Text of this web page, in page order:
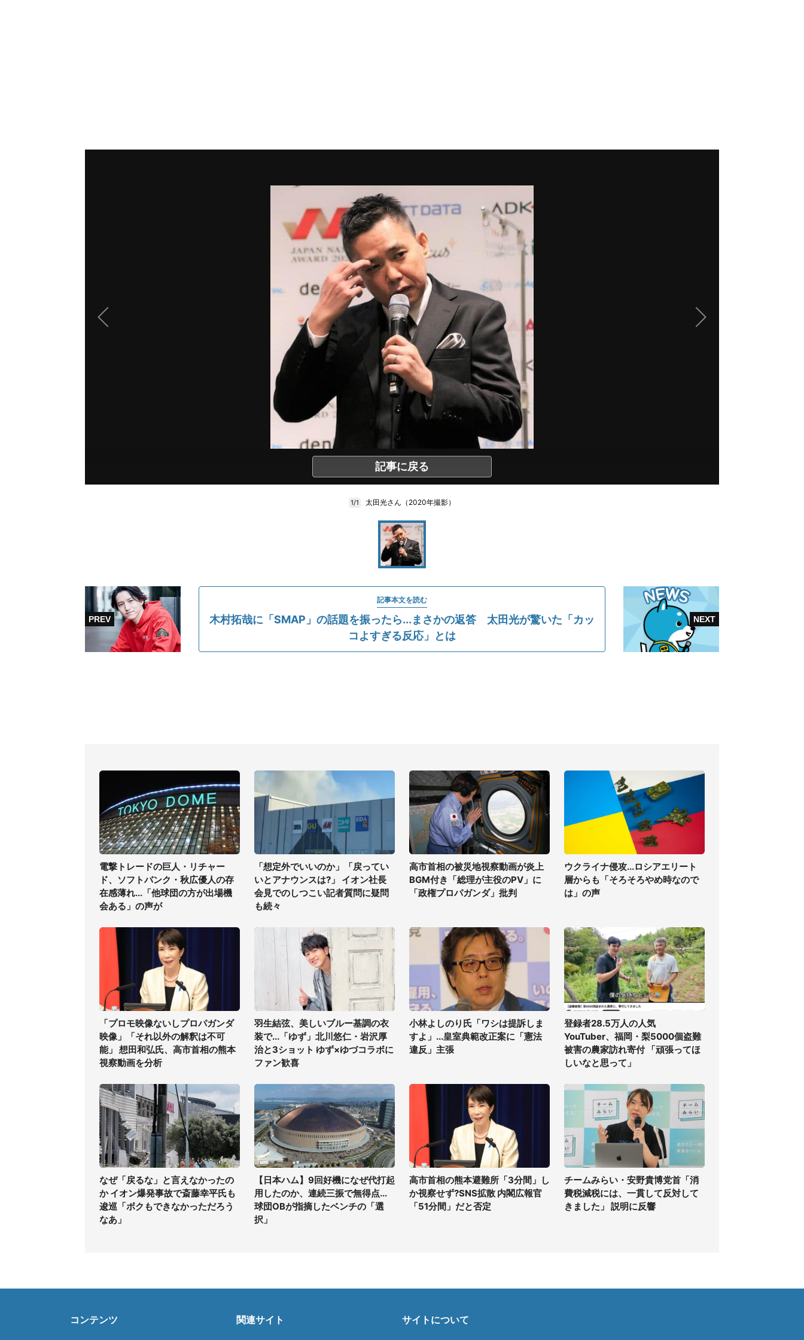
記事に戻る
1/1 太田光さん（2020年撮影）
記事本文を読む
木村拓哉に「SMAP」の話題を振ったら...まさかの返答 太田光が驚いた「カッ
コよすぎる反応」とは
電撃トレードの巨人・リチャー
ド、ソフトバンク・秋広優人の存
在感薄れ...「他球団の方が出場機
会ある」の声が
「想定外でいいのか」「戻ってい
いとアナウンスは?」 イオン社長
会見でのしつこい記者質問に疑問
も続々
高市首相の被災地視察動画が炎上
BGM付き「総理が主役のPV」に
「政権プロパガンダ」批判
ウクライナ侵攻...ロシアエリート
層からも「そろそろやめ時なので
は」の声
「プロモ映像ないしプロパガンダ
映像」「それ以外の解釈は不可
能」 想田和弘氏、高市首相の熊本
視察動画を分析
羽生結弦、美しいブルー基調の衣
装で...「ゆず」北川悠仁・岩沢厚
治と3ショット ゆず×ゆづコラボに
ファン歓喜
小林よしのり氏「ワシは提訴しま
すよ」...皇室典範改正案に「憲法
違反」主張
登録者28.5万人の人気
YouTuber、福岡・梨5000個盗難
被害の農家訪れ寄付 「頑張ってほ
しいなと思って」
なぜ「戻るな」と言えなかったの
か イオン爆発事故で斎藤幸平氏も
逡巡「ボクもできなかっただろう
なあ」
【日本ハム】9回好機になぜ代打起
用したのか、連続三振で無得点...
球団OBが指摘したベンチの「選
択」
高市首相の熊本避難所「3分間」し
か視察せず?SNS拡散 内閣広報官
「51分間」だと否定
チームみらい・安野貴博党首「消
費税減税には、一貫して反対して
きました」 説明に反響
コンテンツ 関連サイト サイトについて